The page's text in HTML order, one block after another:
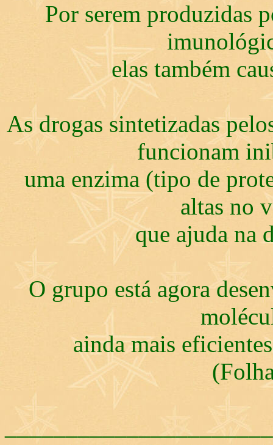
Por serem produzidas
elas também
As drogas sintetizadas
funcionam
uma enzima (tipo de
altas no
que ajuda na
O grupo está agora
ainda mais